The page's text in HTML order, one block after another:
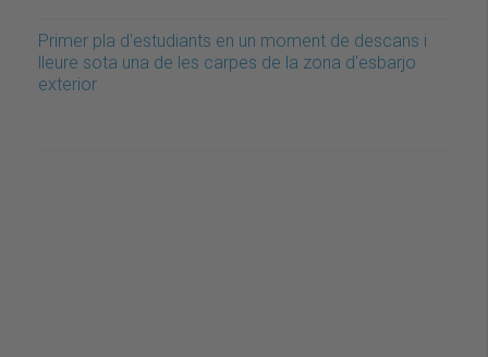
Primer pla d'estudiants en un moment de descans i
lleure sota una de les carpes de la zona d'esbarjo
exterior